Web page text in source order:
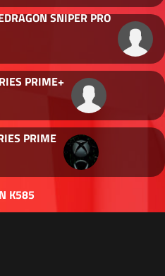
SNIPER PRO
PRIME+
PRIME
K585